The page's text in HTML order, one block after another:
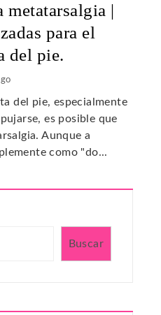
metatarsalgia |
para el
del pie.
del pie, especialmente
es posible que
Aunque a
como "do...
Buscar